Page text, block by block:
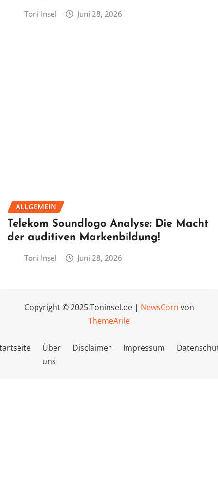
Toni Insel Juni 28, 2026
ALLGEMEIN
Telekom Soundlogo Analyse: Die Macht
der auditiven Markenbildung!
Toni Insel Juni 28, 2026
Copyright © 2025 Toninsel.de | NewsCorn von
ThemeArile
Über
uns
Disclaimer Impressum